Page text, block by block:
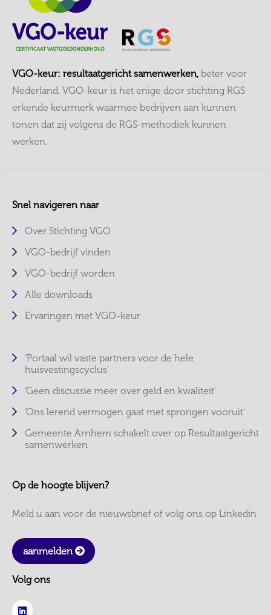
VGO-keur: resultaatgericht samenwerken, beter voor
Nederland. VGO-keur is het enige door stichting RGS
erkende keurmerk waarmee bedrijven aan kunnen
tonen dat zij volgens de RGS-methodiek kunnen
werken.
Snel navigeren naar
Over Stichting VGO
VGO-bedrijf vinden
VGO-bedrijf worden
Alle downloads
Ervaringen met VGO-keur
‘Portaal wil vaste partners voor de hele
huisvestingscyclus’
‘Geen discussie meer over geld en kwaliteit’
‘Ons lerend vermogen gaat met sprongen vooruit’
Gemeente Arnhem schakelt over op Resultaatgericht
samenwerken
Op de hoogte blijven?
Meld u aan voor de nieuwsbrief of volg ons op Linkedin
aanmelden
Volg ons